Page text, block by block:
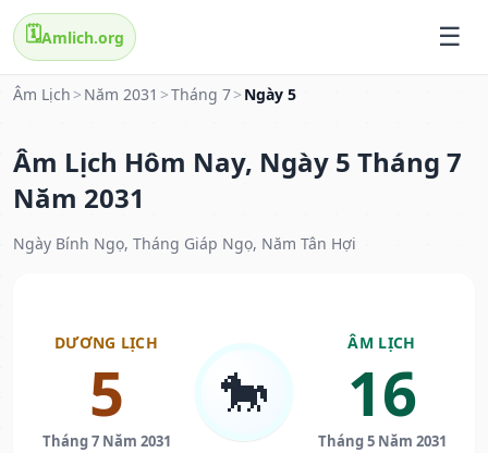
🗓️Amlich.org
Âm Lịch > Năm 2031 >Tháng 7> Ngày 5
Âm Lịch Hôm Nay, Ngày 5 Tháng 7
Năm 2031
Ngày Bính Ngọ, Tháng Giáp Ngọ, Năm Tân Hợi
DƯƠNG LỊCH
5
Tháng 7 Năm 2031
🐎
ÂM LỊCH
16
Tháng 5 Năm 2031